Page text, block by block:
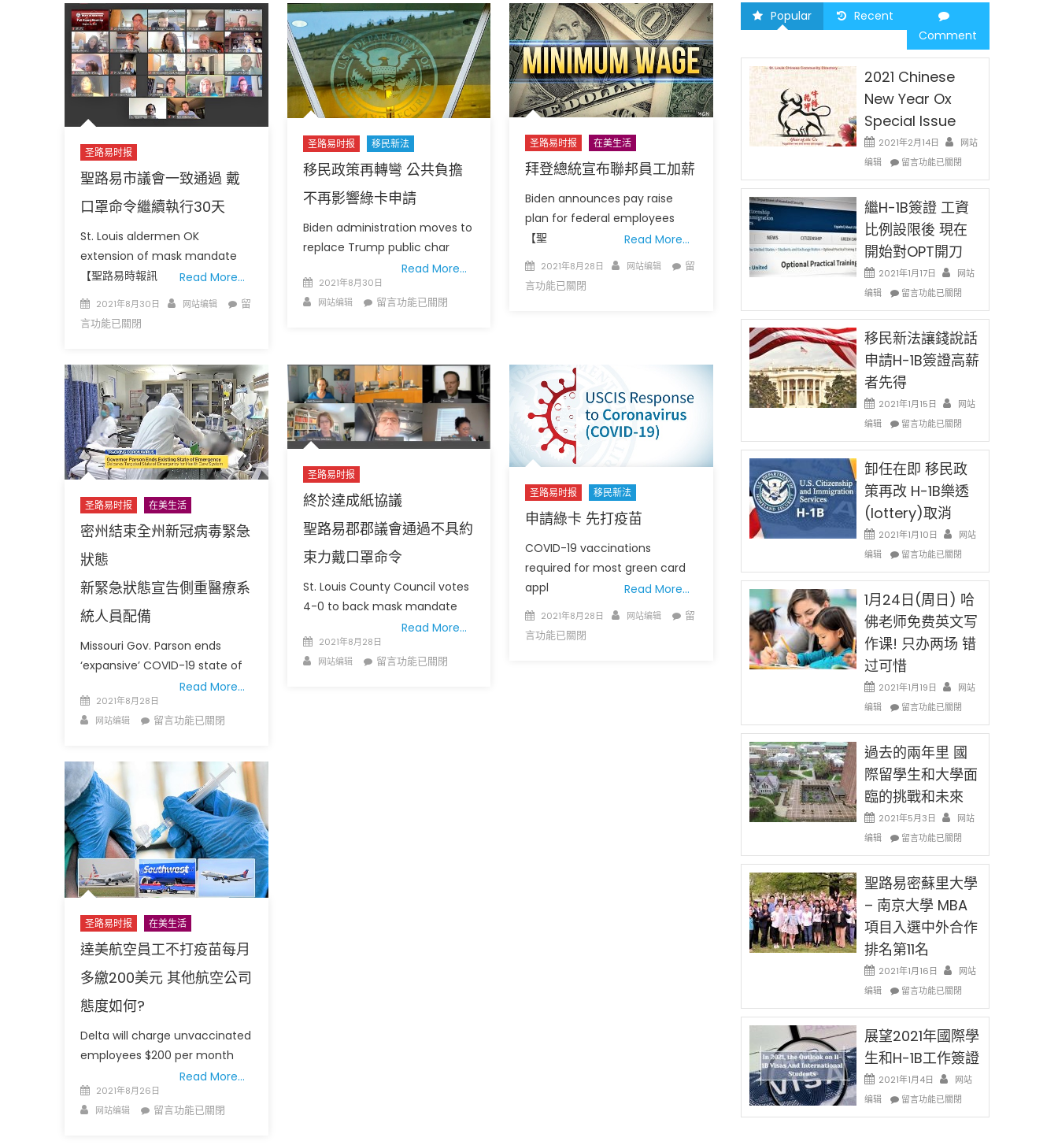
動
員
國
民
警
衛
隊
路
易
斯
安
那
州〉
的
喜
樂
聖
路
易
華
人
浸
信
會
洗
禮
記
中
情
危
機
聖
路
易
華
學
回
饋
圣路易时报
聖路易市議會一致通過 戴
口罩命令繼續執行30天
St. Louis aldermen OK
extension of mask mandate
【聖路易時報訊
Read More…
Posted
on
2021年8月30日 Author
网站编辑
在
市
議
會
一
致
通
過
罩
繼
30
留
言功能已關閉
圣路易时报 移民新法
移民政策再轉彎 公共負擔
不再影響綠卡申請
Biden administration moves to
replace Trump public char
Read More…
Posted
on
2021年8月30日
Author
网站编辑
在
策
再
轉
彎
公
擔
再
影
綠
卡
請〉
中
留言功能已關閉
圣路易时报 在美生活
拜登總統宣布聯邦員工加薪
Biden announces pay raise
plan for federal employees
【聖
Read More…
Posted
on
2021年8月28日 Author
网站编辑
在
聯
邦
加
留
言功能已關閉
圣路易时报 在美生活
密州結束全州新冠病毒緊急
狀態
新緊急狀態宣告側重醫療系
統人員配備
Missouri Gov. Parson ends
‘expansive’ COVID-19 state of
Read More…
Posted
on
2021年8月28日
Author
网站编辑
在
結
全
州
新
冠
病
毒
緊
急
狀
態
狀
態
告
側
留言功能已關閉
圣路易时报
終於達成紙協議
聖路易郡郡議會通過不具約
束力戴口罩命令
St. Louis County Council votes
4-0 to back mask mandate
Read More…
Posted
on
2021年8月28日
Author
网站编辑
在
留言功能已關閉
圣路易时报 移民新法
申請綠卡 先打疫苗
COVID-19 vaccinations
required for most green card
appl
Read More…
Posted
on
2021年8月28日 Author
网站编辑
在
留
言功能已關閉
圣路易时报 在美生活
達美航空員工不打疫苗每月
多繳200美元 其他航空公司
態度如何?
Delta will charge unvaccinated
employees $200 per month
Read More…
Posted
on
2021年8月26日
Author
网站编辑
在
留言功能已關閉
Popular
Recent
Comment
2021 Chinese
New Year Ox
Special Issue
2021年2月14日
网站
编辑
在
Chinese
New
Year
Ox
Special
中
留言功能已關閉
繼H-1B簽證 工資
比例設限後 現在
開始對OPT開刀
2021年1月17日
网站
编辑
在
H-
1B
簽
證
工
比
例
設
限
後
現
在
開
始
OPT
開
中
留言功能已關閉
移民新法讓錢說話
申請H-1B簽證高薪
者先得
2021年1月15日
网站
编辑
在
民
新
法
讓
錢
話
申
請
H-
1B
簽
證
高
薪
者
先
得〉
留言功能已關閉
卸任在即 移民政
策再改 H-1B樂透
(lottery)取消
2021年1月10日
网站
编辑
在
任
在
即
移
民
政
策
再
改
H-
1B
樂
透
(lottery)
取
消〉
中
留言功能已關閉
1月24日(周日) 哈
佛老师免费英文写
作课! 只办两场 错
过可惜
2021年1月19日
网站
编辑
在
月
24
日
(周
日)
佛
老
师
免
费
英
文
写
作
课!
只
办
场
错
可
惜〉
中
留言功能已關閉
過去的兩年里 國
際留學生和大學面
臨的挑戰和未來
2021年5月3日
网站
编辑
在
去
的
兩
年
里
國
際
留
學
生
和
大
學
面
臨
挑
戰
留言功能已關閉
聖路易密蘇里大學
– 南京大學 MBA
項目入選中外合作
排名第11名
2021年1月16日
网站
编辑
在
路
易
蘇
里
大
學
–
留言功能已關閉
展望2021年國際學
生和H-1B工作簽證
2021年1月4日
网站
编辑
在
留言功能已關閉